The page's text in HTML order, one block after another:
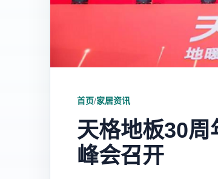
首页/家居资讯
天格地板30
峰会召开